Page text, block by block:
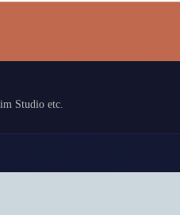
Studio etc.